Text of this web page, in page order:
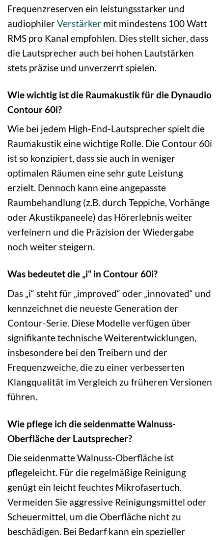
Frequenzreserven ein leistungsstarker und
audiophilerVerstärker mit mindestens 100 Watt
RMS pro Kanal empfohlen. Dies stellt sicher, dass
die Lautsprecher auch bei hohen Lautstärken
stets präzise und unverzerrt spielen.
Wie wichtig ist die Raumakustik für die Dynaudio
Contour 60i?
Wie bei jedem High-End-Lautsprecher spielt die
Raumakustik eine wichtige Rolle. Die Contour 60i
ist so konzipiert, dass sie auch in weniger
optimalen Räumen eine sehr gute Leistung
erzielt. Dennoch kann eine angepasste
Raumbehandlung (z.B. durch Teppiche, Vorhänge
oder Akustikpaneele) das Hörerlebnis weiter
verfeinern und die Präzision der Wiedergabe
noch weiter steigern.
Was bedeutet die „i“ in Contour 60i?
Das „i“ steht für „improved“ oder „innovated“ und
kennzeichnet die neueste Generation der
Contour-Serie. Diese Modelle verfügen über
signifikante technische Weiterentwicklungen,
insbesondere bei den Treibern und der
Frequenzweiche, die zu einer verbesserten
Klangqualität im Vergleich zu früheren Versionen
führen.
Wie pflege ich die seidenmatte Walnuss-
Oberfläche der Lautsprecher?
Die seidenmatte Walnuss-Oberfläche ist
pflegeleicht. Für die regelmäßige Reinigung
genügt ein leicht feuchtes Mikrofasertuch.
Vermeiden Sie aggressive Reinigungsmittel oder
Scheuermittel, um die Oberfläche nicht zu
beschädigen. Bei Bedarf kann ein spezieller